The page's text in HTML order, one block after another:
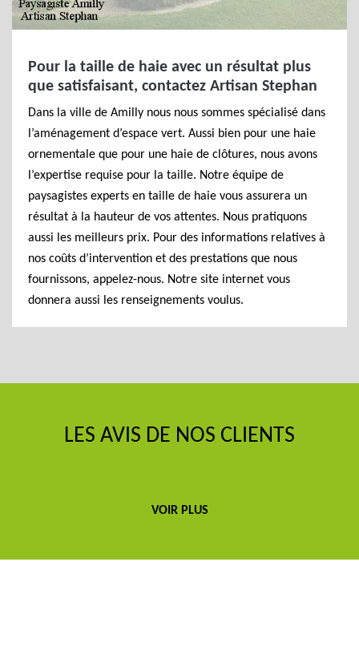
Pour la taille de haie avec un résultat plus
que satisfaisant, contactez Artisan Stephan
Dans la ville de Amilly nous nous sommes spécialisé dans
l’aménagement d’espace vert. Aussi bien pour une haie
ornementale que pour une haie de clôtures, nous avons
l’expertise requise pour la taille. Notre équipe de
paysagistes experts en taille de haie vous assurera un
résultat à la hauteur de vos attentes. Nous pratiquons
aussi les meilleurs prix. Pour des informations relatives à
nos coûts d’intervention et des prestations que nous
fournissons, appelez-nous. Notre site internet vous
donnera aussi les renseignements voulus.
LES AVIS DE NOS CLIENTS
VOIR PLUS